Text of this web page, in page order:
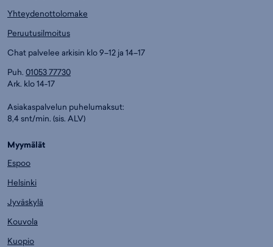
Yhteydenottolomake
Peruutusilmoitus
Chat palvelee arkisin klo 9–12 ja 14–17
Puh. 01053 77730
Ark. klo 14-17
Asiakaspalvelun puhelumaksut:
8,4 snt/min. (sis. ALV)
Myymälät
Espoo
Helsinki
Jyväskylä
Kouvola
Kuopio